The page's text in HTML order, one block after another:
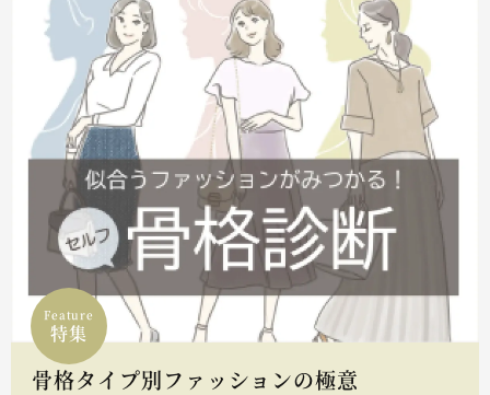
Feature
特集
骨格タイプ別ファッションの極意